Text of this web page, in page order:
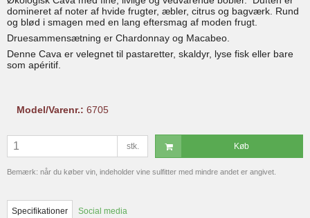
domineret af noter af hvide frugter, æbler, citrus og bagværk. Rund
og blød i smagen med en lang eftersmag af moden frugt.
Druesammensætning er Chardonnay og Macabeo.
Denne Cava er velegnet til pastaretter, skaldyr, lyse fisk eller bare
som apéritif.
Model/Varenr.: 6705
stk. Køb
Bemærk: når du køber vin, indeholder vine sulfitter med mindre andet er angivet.
Specifikationer Social media